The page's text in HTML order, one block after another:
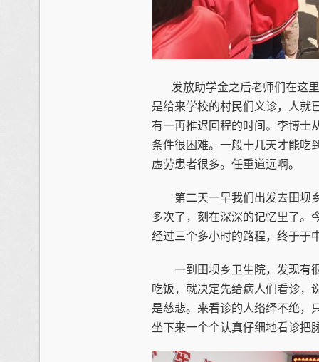
发放助学金之后老师们在这
是给来学校的村民们义诊，人就
有一再推迟回程的时间。李博士
条件很困难。一般十几天才能吃
虚劳患者很多。任重道远啊。
第二天一早我们出发去田坝
多次了，刻在深深的记忆里了。
经过三个多小时的路程，终于于
一到田坝乡卫生院，发现有
吃饭，就决定先给病人们看诊，
是慈悲。来看诊的人络绎不绝，
坐下来一个个认真仔细地看诊把